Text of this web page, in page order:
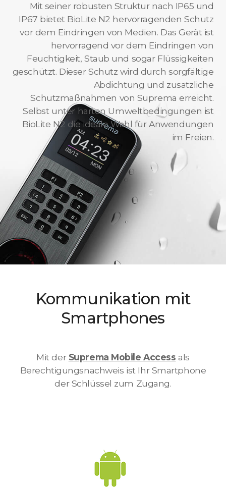
Mit seiner robusten Struktur nach IP65 und
IP67 bietet BioLite N2 hervorragenden Schutz
vor dem Eindringen von Medien. Das Gerät ist
hervorragend vor dem Eindringen von
Feuchtigkeit, Staub und sogar Flüssigkeiten
geschützt. Dieser Schutz wird durch sorgfältige
Abdichtung und zusätzliche
Schutzmaßnahmen von Suprema erreicht.
Selbst unter harten Umweltbedingungen ist
BioLite N2 die ideale Wahl für Anwendungen
im Freien.
Kommunikation mit
Smartphones
Mit der Suprema Mobile Access als
Berechtigungsnachweis ist Ihr Smartphone
der Schlüssel zum Zugang.